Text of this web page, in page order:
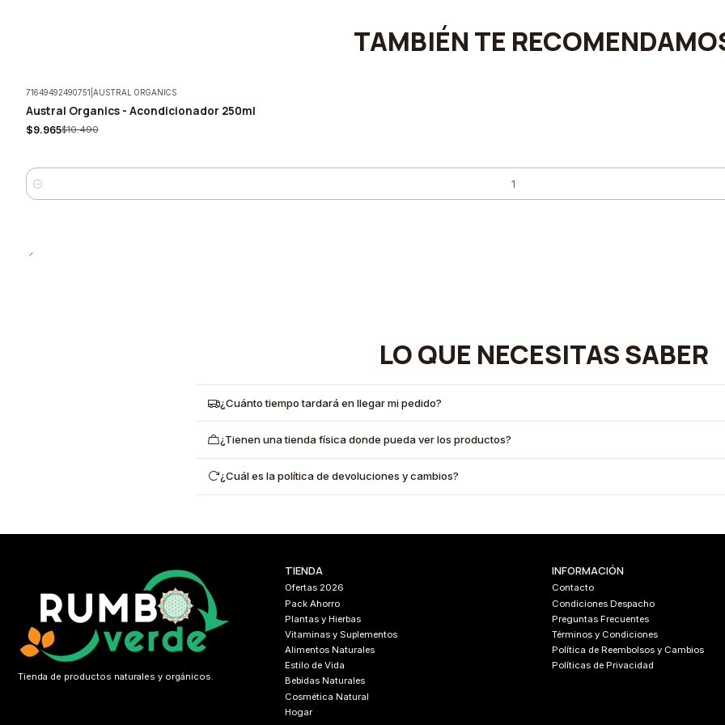
TAMBIÉN TE
-5%
71649492490751 AUSTRAL ORGANICS
Austral Organics - Acondicionador 250ml
$9.965$10.490
Cantidad
LO QUE NECESITAS SABER
¿Cuánto tiempo tardará en llegar mi pedido?
¿Tienen una tienda física donde pueda ver los productos?
¿Cuál es la política de devoluciones y cambios?
Tienda de productos naturales y orgánicos.
TIENDA
Ofertas 2026
Pack Ahorro
Plantas y Hierbas
Vitaminas y Suplementos
Alimentos Naturales
Estilo de Vida
Bebidas Naturales
Cosmética Natural
Hogar
INFORMACIÓN
Contacto
Condiciones Despacho
Preguntas Frecuentes
Términos y Condiciones
Política de Reembolsos y Cambios
Políticas de Privacidad